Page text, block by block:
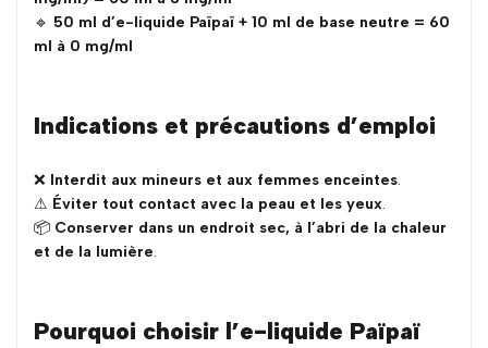
🔹 50 ml d’e-liquide Païpaï + 10 ml de base neutre = 60
ml à 0 mg/ml
Indications et précautions d’emploi
❌ Interdit aux mineurs et aux femmes enceintes.
⚠ Éviter tout contact avec la peau et les yeux.
📦 Conserver dans un endroit sec, à l’abri de la chaleur
et de la lumière.
Pourquoi choisir l’e-liquide Païpaï